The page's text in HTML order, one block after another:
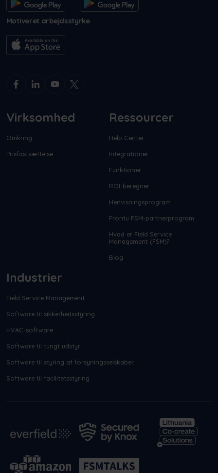
Motiveret arbejdsstyrke
Virksomhed
Omkring
Prisfastsættelse
Ressourcer
Help Center
Integrationer
Funktioner
ROI-beregner
Henvisningsprogram
Frontu FSM-partnerprogram
Hvad er Field Service
Management (FSM)?
Blog
Industrier
Field Service Management
Software til sikkerhedsstyring
HVAC-software
Software til tungt udstyr
Software til styring af forsyningsselskaber
Software til facilitetsstyring